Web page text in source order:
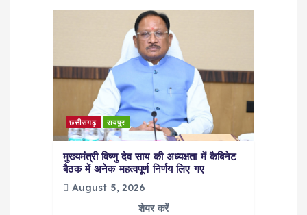
छत्तीसगढ़ रायपुर
मुख्यमंत्री विष्णु देव साय की अध्यक्षता में कैबिनेट
बैठक में अनेक महत्वपूर्ण निर्णय लिए गए
August 5, 2026
शेयर करें